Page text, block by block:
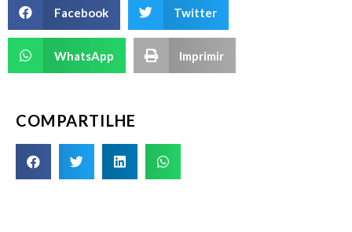
Facebook Twitter
WhatsApp Imprimir
COMPARTILHE